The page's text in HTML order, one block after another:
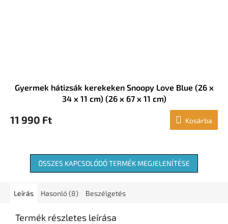
Gyermek hátizsák kerekeken Snoopy Love Blue (26 x
34 x 11 cm) (26 x 67 x 11 cm)
11 990 Ft Kosárba
ÖSSZES KAPCSOLÓDÓ TERMÉK MEGJELENÍTÉSE
Leírás Hasonló (8) Beszélgetés
Termék részletes leírása